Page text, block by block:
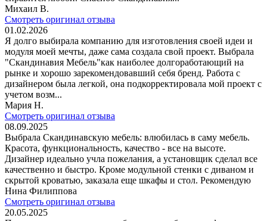
Михаил В.
Смотреть оригинал отзыва
01.02.2026
Я долго выбирала компанию для изготовления своей идеи и
модуля моей мечты, даже сама создала свой проект. Выбрала
"Скандинавия Мебель"как наиболее долгоработающий на
рынке и хорошо зарекомендовавший себя бренд. Работа с
дизайнером была легкой, она подкорректировала мой проект с
учетом возм...
Мария Н.
Смотреть оригинал отзыва
08.09.2025
Выбрала Скандинавскую мебель: влюбилась в саму мебель.
Красота, функциональность, качество - все на высоте.
Дизайнер идеально учла пожелания, а установщик сделал все
качественно и быстро. Кроме модульной стенки с диваном и
скрытой кроватью, заказала еще шкафы и стол. Рекомендую
Нина Филиппова
Смотреть оригинал отзыва
20.05.2025